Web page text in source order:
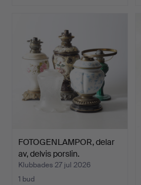
FOTOGENLAMPOR, delar
av, delvis porslin.
Klubbades 27 jul 2026
1 bud